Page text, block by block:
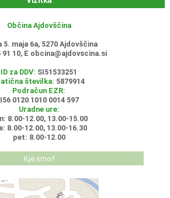
Občina Ajdovščina
5. maja 6a, 5270 Ajdovščina
10, E obcina@ajdovscina.si
ID za DDV: SI51533251
številka: 5879914
Podračun EZR:
0120 1010 0014 597
Uradne ure:
8.00-12.00, 13.00-15.00
8.00-12.00, 13.00-16.30
pet: 8.00-12.00
Kje smo?